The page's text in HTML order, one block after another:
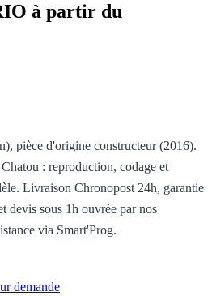
à partir du
pièce d'origine constructeur (2016).
: reproduction, codage et
Livraison Chronopost 24h, garantie
devis sous 1h ouvrée par nos
via Smart'Prog.
demande